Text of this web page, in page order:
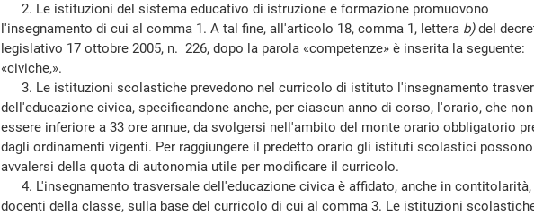
2. Le istituzioni del sistema educativo di istruzione e formazione promuovono
l'insegnamento di cui al comma 1. A tal fine, all'articolo 18, comma 1, lettera b)del
legislativo 17 ottobre 2005, n. 226, dopo la parola «competenze» è inserita la seguente:
«civiche,».
3. Le istituzioni scolastiche prevedono nel curricolo di istituto l'insegnamento
dell'educazione civica, specificandone anche, per ciascun anno di corso, l'orario, che
essere inferiore a 33 ore annue, da svolgersi nell'ambito del monte orario obbligatorio
dagli ordinamenti vigenti. Per raggiungere il predetto orario gli istituti scolastici possono
avvalersi della quota di autonomia utile per modificare il curricolo.
4. L'insegnamento trasversale dell'educazione civica è affidato, anche in contitolarità,
docenti della classe, sulla base del curricolo di cui al comma 3. Le istituzioni